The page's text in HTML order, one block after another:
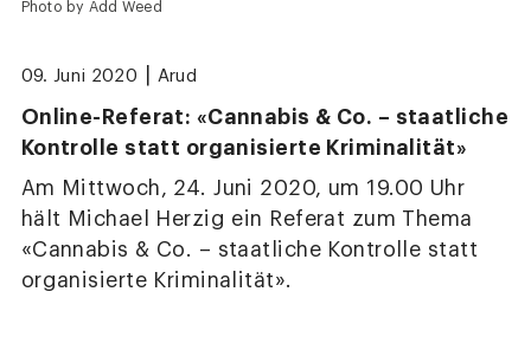
Photo by Add Weed
09. Juni 2020 Arud
Online-Referat: «Cannabis & Co. – staatliche
Kontrolle statt organisierte Kriminalität»
Am Mittwoch, 24. Juni 2020, um 19.00 Uhr
hält Michael Herzig ein Referat zum Thema
«Cannabis & Co. – staatliche Kontrolle statt
organisierte Kriminalität».